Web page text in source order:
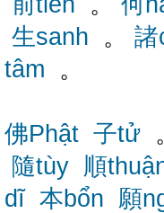
生sanh 。
tâm 。
佛Phật 子tử
隨tùy 順
dĩ 本bổn 願